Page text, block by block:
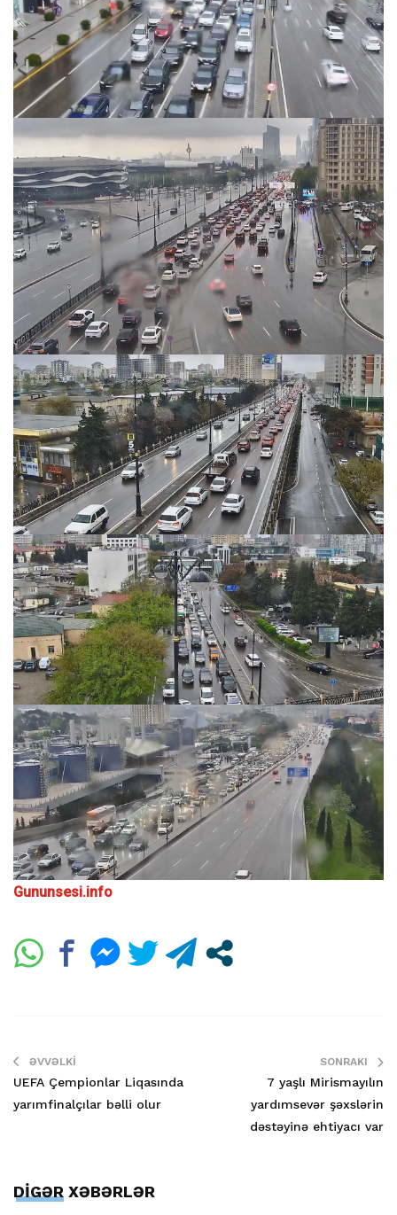
Gununsesi.info
ƏVVƏLKI
UEFA Çempionlar Liqasında
yarımfinalçılar bəlli olur
SONRAKI
7 yaşlı Mirismayılın
yardımsevər şəxslərin
dəstəyinə ehtiyacı var
DİGƏR XƏBƏRLƏR